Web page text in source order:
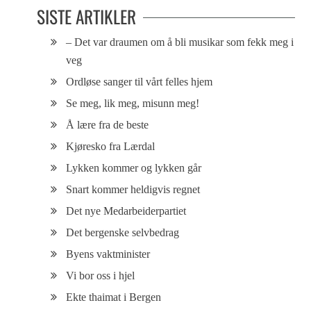
SISTE ARTIKLER
– Det var draumen om å bli musikar som fekk meg i
veg
Ordløse sanger til vårt felles hjem
Se meg, lik meg, misunn meg!
Å lære fra de beste
Kjøresko fra Lærdal
Lykken kommer og lykken går
Snart kommer heldigvis regnet
Det nye Medarbeiderpartiet
Det bergenske selvbedrag
Byens vaktminister
Vi bor oss i hjel
Ekte thaimat i Bergen